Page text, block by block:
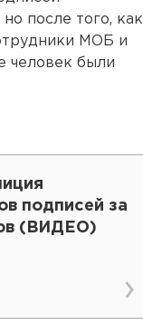
после того, как
МОБ и
человек были
подписей за
(ВИДЕО)